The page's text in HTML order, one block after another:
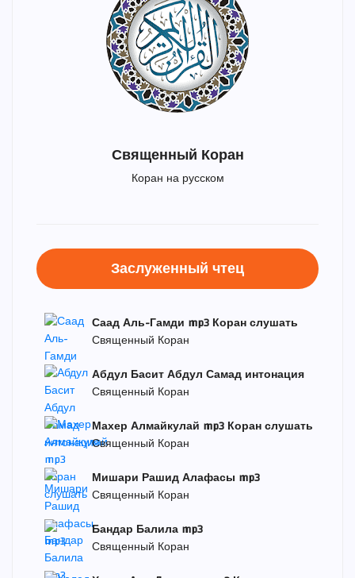
Священный Коран
Коран на русском
Заслуженный чтец
Саад Аль-Гамди mp3 Коран слушать
Священный Коран
Абдул Басит Абдул Самад интонация
Священный Коран
Махер Алмайкулай mp3 Коран слушать
Священный Коран
Мишари Рашид Алафасы mp3
Священный Коран
Бандар Балила mp3
Священный Коран